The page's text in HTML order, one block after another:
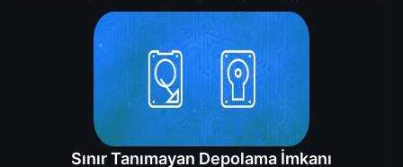
Sınır Tanımayan Depolama İmkanı